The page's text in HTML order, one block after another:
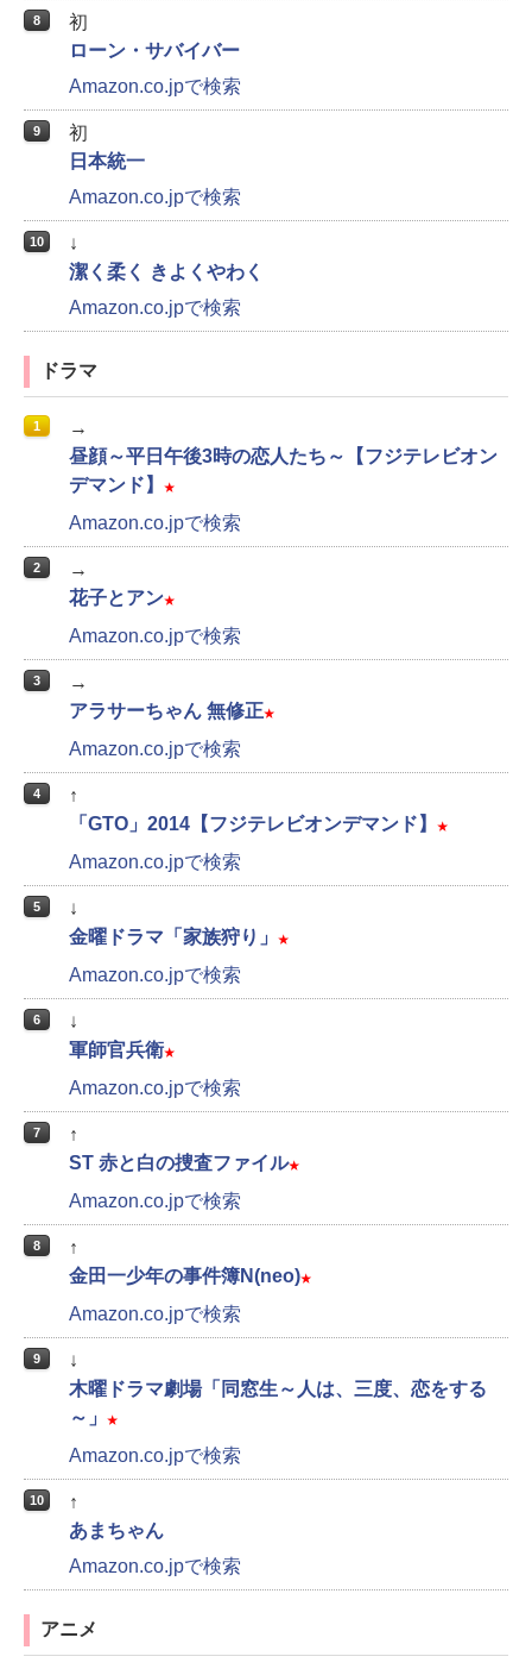
8
初
ローン・サバイバー
Amazon.co.jpで検索
9
初
日本統一
Amazon.co.jpで検索
10
↓
潔く柔く きよくやわく
Amazon.co.jpで検索
ドラマ
1
→
昼顔～平日午後3時の恋人たち～【フジテレビオン
デマンド】
★
Amazon.co.jpで検索
2
→
花子とアン★
Amazon.co.jpで検索
3
→
アラサーちゃん 無修正★
Amazon.co.jpで検索
4
↑
「GTO」2014【フジテレビオンデマンド】
★
Amazon.co.jpで検索
5
↓
金曜ドラマ「家族狩り」
★
Amazon.co.jpで検索
6
↓
軍師官兵衛★
Amazon.co.jpで検索
7
↑
ST 赤と白の捜査ファイル★
Amazon.co.jpで検索
8
↑
金田一少年の事件簿N(neo)★
Amazon.co.jpで検索
9
↓
木曜ドラマ劇場「同窓生～人は、三度、恋をする
～」
★
Amazon.co.jpで検索
10
↑
あまちゃん
Amazon.co.jpで検索
アニメ